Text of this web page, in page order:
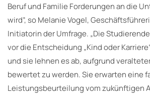
Beruf und Familie Forderungen an die
wird”, so Melanie Vogel,
Initiatorin der Umfrage. „Die
vor die Entscheidung „Kind oder
und sie lehnen es ab, aufgrund
bewertet zu werden. Sie erwarten eine
Leistungsbeurteilung vom zukünftigen